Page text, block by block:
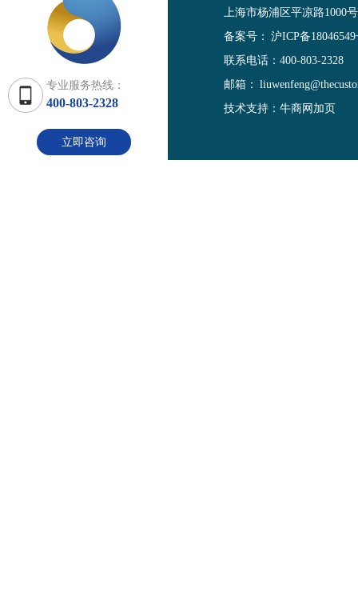
专业服务热线：
400-803-2328
立即咨询
上海市杨浦区平凉路1000
备案号： 沪ICP备
联系电话：400-803-2328
邮箱：
技术支持：牛商网加页